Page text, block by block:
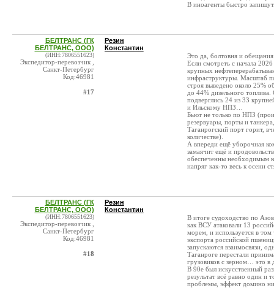
В иноагенты быстро
БЕЛТРАНС (ГК
БЕЛТРАНС, ООО)
(ИНН:7806551623)
Экспедитор-перевозчик ,
Санкт-Петербург
Код:46981
#17
Резин
Константин
Это да, болтовня и
Если смотреть с начала
крупных
инфраструктуры. Масштаб
строя выведено около 25%
до 44% дизельного
подверглись 24 из 33
и Ильскому НПЗ…
Бьют не только по НПЗ
резервуары, порты и
Таганрогский порт горит,
количестве).
А впереди ещё уборочная
замаячит ещё и
обеспеченны необходимым
напряг как-то весь к осени
БЕЛТРАНС (ГК
БЕЛТРАНС, ООО)
(ИНН:7806551623)
Экспедитор-перевозчик ,
Санкт-Петербург
Код:46981
#18
Резин
Константин
В итоге судоходство по
как ВСУ атаковали 13
морем, и используется в том
экспорта российской
запускаются взаимосвязи,
Таганроге перестали
грузовиков с зерном… это в
В 90е был искусственный
результат всё равно один и
проблемы, эффект домино